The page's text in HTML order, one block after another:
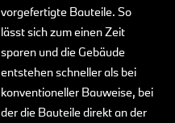
vorgefertigte Bauteile. So
lässt sich zum einen Zeit
sparen und die Gebäude
entstehen schneller als bei
konventioneller Bauweise, bei
der die Bauteile direkt an der